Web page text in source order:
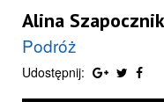
Alina
Podróż
Udostępnij: